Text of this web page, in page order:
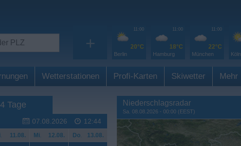
+
11:00
20°C
Berlin
11:00
18°C
Hamburg
11:00
22°C
München Köln
Wetterstationen Profi-Karten Skiwetter Mehr
Tage
07.08.2026 12:44
. 11.08. Mi. 12.08. Do. 13.08.
Niederschlagsradar
Sa. 08.08.2026 - 00:00 (EEST)